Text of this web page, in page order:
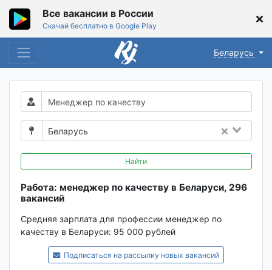
Все вакансии в России
Скачай бесплатно в Google Play
Беларусь
Беларусь
Найти
Работа: менеджер по качеству в Беларуси, 296
вакансий
Средняя зарплата для профессии менеджер по
качеству в Беларуси: 95 000 рублей
Подписаться на рассылку новых вакансий